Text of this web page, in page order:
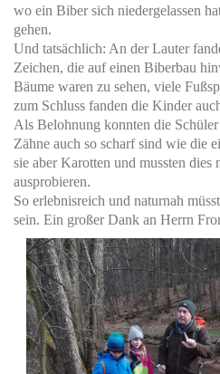
wo ein Biber sich niedergelassen
gehen.
Und tatsächlich: An der Lauter
Zeichen, die auf einen Biberbau
Bäume waren zu sehen, viele
zum Schluss fanden die Kinder
Als Belohnung konnten die
Zähne auch so scharf sind wie die
sie aber Karotten und mussten dies
ausprobieren.
So erlebnisreich und naturnah
sein. Ein großer Dank an Herrn